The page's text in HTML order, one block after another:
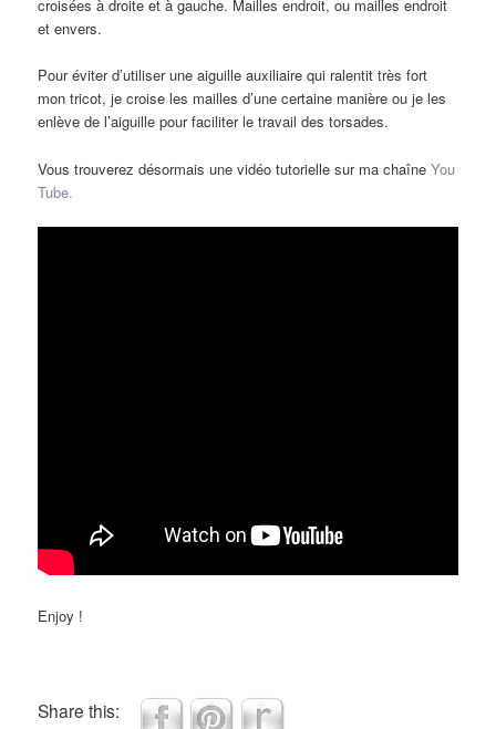
croisées à droite et à gauche. Mailles endroit, ou mailles endroit
et envers.
Pour éviter d’utiliser une aiguille auxiliaire qui ralentit très fort
mon tricot, je croise les mailles d’une certaine manière ou je les
enlève de l’aiguille pour faciliter le travail des torsades.
Vous trouverez désormais une vidéo tutorielle sur ma chaîneYou
Tube.
Enjoy !
Share this: